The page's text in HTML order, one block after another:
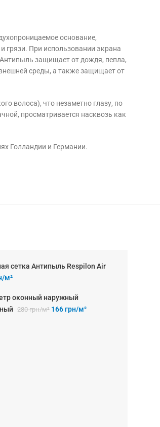
основание,
грязи. При использовании экрана
защищает от дождя, пепла,
среды, а также защищает от
волоса), что незаметно глазу, по
просматривается насквозь как
Голландии и Германии.
сетка Антипыль Respilon Air
м²
оконный наружный
280грн/м² 166грн/м²